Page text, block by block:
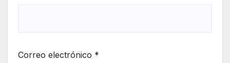
Correo electrónico *